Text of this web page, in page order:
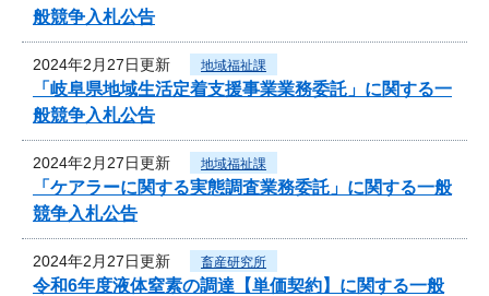
般競争入札公告
2024年2月27日更新 地域福祉課
「岐阜県地域生活定着支援事業業務委託」に関する一
般競争入札公告
2024年2月27日更新 地域福祉課
「ケアラーに関する実態調査業務委託」に関する一般
競争入札公告
2024年2月27日更新 畜産研究所
令和6年度液体窒素の調達【単価契約】に関する一般